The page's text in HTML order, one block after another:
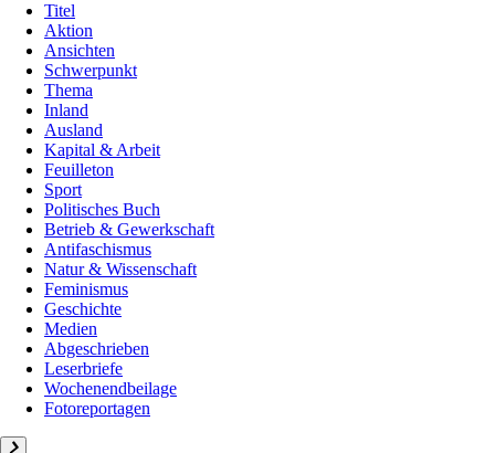
Titel
Aktion
Ansichten
Schwerpunkt
Thema
Inland
Ausland
Kapital & Arbeit
Feuilleton
Sport
Politisches Buch
Betrieb & Gewerkschaft
Antifaschismus
Natur & Wissenschaft
Feminismus
Geschichte
Medien
Abgeschrieben
Leserbriefe
Wochenendbeilage
Fotoreportagen